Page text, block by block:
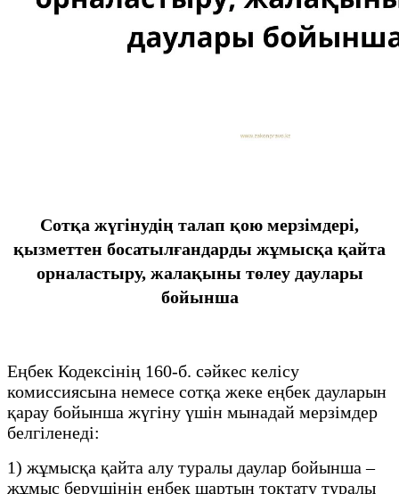
Сотқа жүгінудің талап қою мерзімдері,
қызметтен босатылғандарды жұмысқа қайта
орналастыру, жалақыны төлеу даулары
бойынша
Еңбек Кодексінің 160-б. сәйкес келісу
комиссиясына немесе сотқа жеке еңбек дауларын
қарау бойынша жүгіну үшін мынадай мерзімдер
белгіленеді:
1) жұмысқа қайта алу туралы даулар бойынша –
жұмыс берушінің еңбек шартын тоқтату туралы